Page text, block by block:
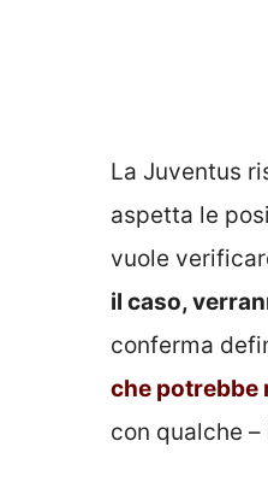
La Juventus
aspetta le
vuole
il caso,
conferma
che potrebbe
con qualche